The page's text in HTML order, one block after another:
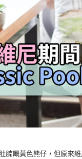
嘅黃色熊仔，但原來